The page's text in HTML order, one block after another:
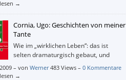
→
Cornia, Ugo: Geschichten von meiner
Tante
Wie im „wirklichen Leben“: das ist
selten dramaturgisch gebaut, und
Schlusspointen gibt‘s auch so gut wie
– von Werner 483 Views – 0 Kommentare
→